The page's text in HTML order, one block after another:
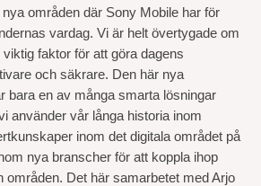
områden där Sony Mobile har för
vardag. Vi är helt övertygade om
faktor för att göra dagens
och säkrare. Den här nya
bara en av många smarta lösningar
använder vår långa historia inom
inom det digitala området på
nya branscher för att koppla ihop
områden. Det här samarbetet med Arjo